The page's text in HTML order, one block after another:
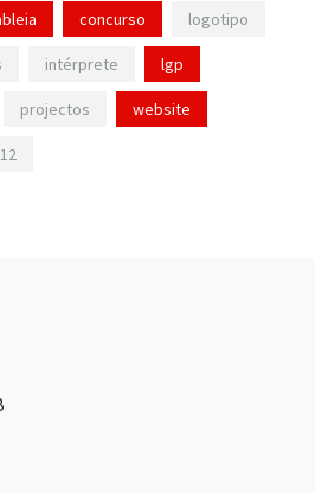
concurso logotipo
intérprete lgp
projectos website